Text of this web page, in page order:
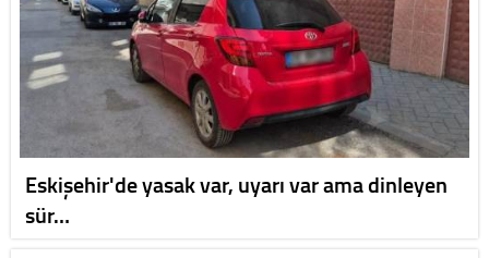
Eskişehir'de yasak var, uyarı var ama dinleyen
sür…